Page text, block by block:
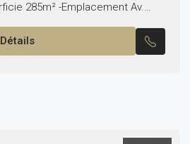
285m² -Emplacement Av.
d’informations veuillez nous
Détails